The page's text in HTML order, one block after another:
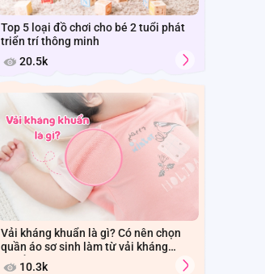
Top 5 loại đồ chơi cho bé 2 tuổi phát
triển trí thông minh
20.5k
Vải kháng khuẩn là gì? Có nên chọn
quần áo sơ sinh làm từ vải kháng
khuẩn cho bé?
10.3k